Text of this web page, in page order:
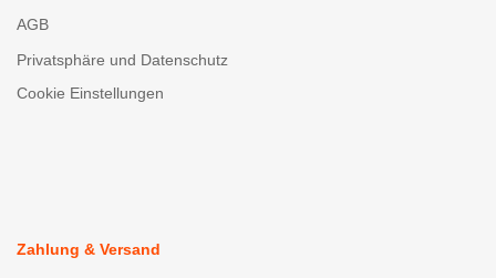
AGB
Privatsphäre und Datenschutz
Cookie Einstellungen
Zahlung & Versand